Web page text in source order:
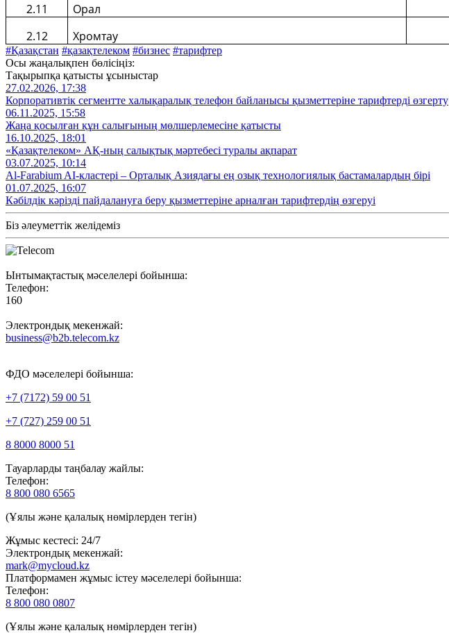
2.11
Орал
2.12
Хромтау
#Қазақстан #қазақтелеком #бизнес #тарифтер
Осы жаңалықпен бөлісіңіз:
Тақырыпқа қатысты ұсыныстар
27.02.2026, 17:38
Корпоративтік сегментте халықаралық телефон байланысы қызметтеріне тарифтерді өзгерту
06.11.2025, 15:58
Жаңа қосылған құн салығының мөлшерлемесіне қатысты
16.10.2025, 18:01
«Қазақтелеком» АҚ-ның салықтық мәртебесі туралы ақпарат
03.07.2025, 10:14
Al‑Farabium AI‑кластері – Орталық Азиядағы ең озық технологиялық бастамалардың бірі
01.07.2025, 16:07
Кәбілдік кәрізді пайдалануға беру қызметтеріне арналған тарифтердің өзгеруі
Біз әлеуметтік желідеміз
Ынтымақтастық мәселелері бойынша:
Телефон:
160
Электрондық мекенжай:
business@b2b.telecom.kz
ФДО мәселелері бойынша:
+7 (7172) 59 00 51
+7 (727) 259 00 51
8 8000 8000 51
Тауарларды таңбалау жайлы:
Телефон:
8 800 080 6565
(Ұялы және қалалық нөмірлерден тегін)
Жұмыс кестесі: 24/7
Электрондық мекенжай:
mark@mycloud.kz
Платформамен жұмыс істеу мәселелері бойынша:
Телефон:
8 800 080 0807
(Ұялы және қалалық нөмірлерден тегін)